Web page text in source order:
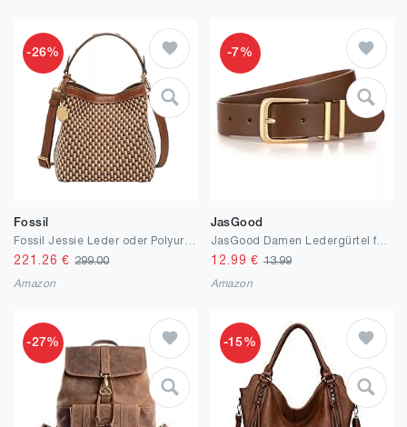
-26%
Fossil
Fossil Jessie Leder oder Polyurethan Handtasche für Damen
221.26 €299.00
Amazon
-7%
JasGood
12.99 € 13.99
Amazon
-27% -15%